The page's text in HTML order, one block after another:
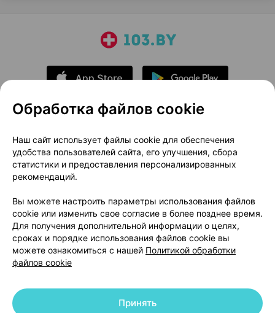
О проекте
Новости проекта
Размещение рекламы
Медицинский маркетинг
Публичный договор
Доставка
Способы оплаты
Вакансии
Партнеры
Написать руководителю 103.by
Написать в поддержку
Персональные настройки Cookie
Обработка файлов cookie
Наш сайт использует файлы cookie для обеспечения
удобства пользователей сайта, его улучшения, сбора
статистики и предоставления персонализированных
рекомендаций.
Вы можете настроить параметры использования файлов
cookie или изменить свое согласие в более позднее время.
Для получения дополнительной информации о целях,
сроках и порядке использования файлов cookie вы
можете ознакомиться с нашей Политикой обработки
файлов cookie
Принять